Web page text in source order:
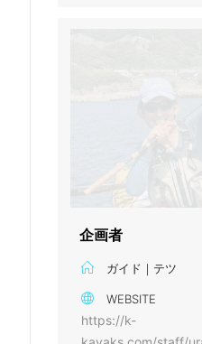
企画者
ガイド｜テツ
WEBSITE
https://k-